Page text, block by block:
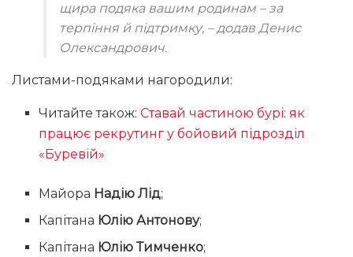
щира подяка вашим родинам – за
терпіння й підтримку, – додав Денис
Олександрович.
Листами-подяками нагородили:
Читайте також:Ставай частиною бурі: як
працює рекрутинг у бойовий підрозділ
«Буревій»
Майора Надію Лід;
Капітана Юлію Антонову;
Капітана Юлію Тимченко;